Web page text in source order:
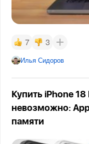
7 3
Илья Сидоров
Купить iPhone 18
невозможно:
памяти